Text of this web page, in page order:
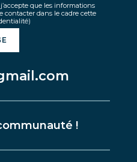
que les informations
contacter dans le cadre cette
!